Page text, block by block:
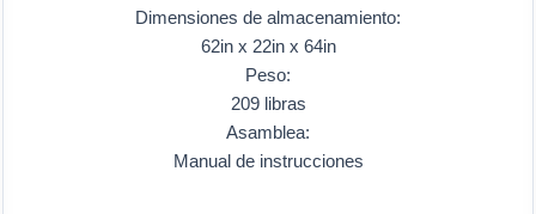
Dimensiones de almacenamiento:
62in x 22in x 64in
Peso:
209 libras
Asamblea:
Manual de instrucciones